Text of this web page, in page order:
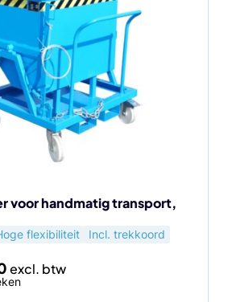
voor handmatig transport,
flexibiliteit
Incl. trekkoord